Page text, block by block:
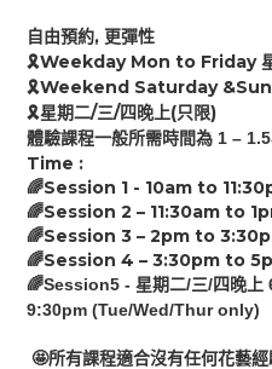
自由預約, 更彈性
🎗Weekday Mon to Friday
🎗Weekend Saturday
🎗星期二/三/四 晚上(只限)
體驗課程一般所需時間為 1 – 1.5
Time :
🌈Session 1 - 10am to 11:30
🌈Session 2 – 11:30am to 1
🌈Session 3 – 2pm to 3:30
🌈Session 4 – 3:30pm to 5
🌈Session5 - 星期二/三/四晚上
9:30pm (Tue/Wed/Thur only)
🤩所有課程適合沒有任何花藝